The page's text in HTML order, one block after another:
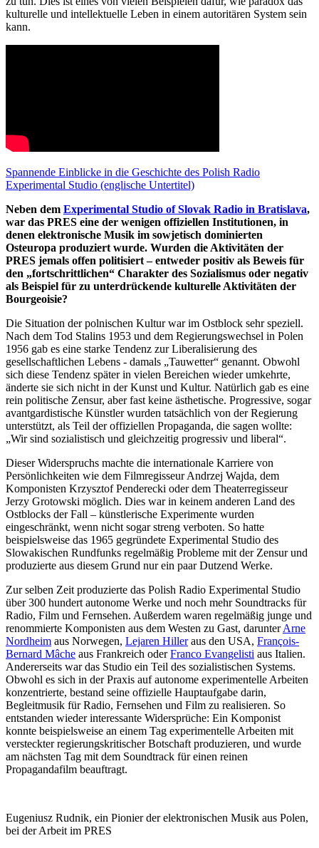
kulturelle und intellektuelle Leben in einem autoritären System sein
kann.
Spannende Einblicke in die Geschichte des Polish Radio
Experimental Studio (englische Untertitel)
Neben dem Experimental Studio of Slovak Radio in Bratislava,
war das PRES eine der wenigen offiziellen Institutionen, in
denen elektronische Musik im sowjetisch dominierten
Osteuropa produziert wurde. Wurden die Aktivitäten der
PRES jemals offen politisiert – entweder positiv als Beweis für
den „fortschrittlichen“ Charakter des Sozialismus oder negativ
als Beispiel für zu unterdrückende kulturelle Aktivitäten der
Bourgeoisie?
Die Situation der polnischen Kultur war im Ostblock sehr speziell.
Nach dem Tod Stalins 1953 und dem Regierungswechsel in Polen
1956 gab es eine starke Tendenz zur Liberalisierung des
gesellschaftlichen Lebens - damals „Tauwetter“ genannt. Obwohl
sich diese Tendenz später in vielen Bereichen wieder umkehrte,
änderte sie sich nicht in der Kunst und Kultur. Natürlich gab es eine
rein politische Zensur, aber fast keine ästhetische. Progressive, sogar
avantgardistische Künstler wurden tatsächlich von der Regierung
unterstützt, als Teil der offiziellen Propaganda, die sagen wollte:
„Wir sind sozialistisch und gleichzeitig progressiv und liberal“.
Dieser Widerspruchs machte die internationale Karriere von
Persönlichkeiten wie dem Filmregisseur Andrzej Wajda, dem
Komponisten Krzysztof Penderecki oder dem Theaterregisseur
Jerzy Grotowski möglich. Dies war in keinem anderen Land des
Ostblocks der Fall – künstlerische Experimente wurden
eingeschränkt, wenn nicht sogar streng verboten. So hatte
beispielsweise das 1965 gegründete Experimental Studio des
Slowakischen Rundfunks regelmäßig Probleme mit der Zensur und
produzierte aus diesem Grund nur ein paar Dutzend Werke.
Zur selben Zeit produzierte das Polish Radio Experimental Studio
über 300 hundert autonome Werke und noch mehr Soundtracks für
Radio, Film und Fernsehen. Außerdem waren regelmäßig junge und
renommierte Komponisten aus dem Westen zu Gast, darunterArne
Nordheim aus Norwegen, Lejaren Hilleraus den USA, François-
Bernard Mâche aus Frankreich oderFranco Evangelisti aus Italien.
Andererseits war das Studio ein Teil des sozialistischen Systems.
Obwohl es sich in der Praxis auf autonome experimentelle Arbeiten
konzentrierte, bestand seine offizielle Hauptaufgabe darin,
Begleitmusik für Radio, Fernsehen und Film zu realisieren. So
entstanden wieder interessante Widersprüche: Ein Komponist
konnte beispielsweise an einem Tag experimentelle Arbeiten mit
versteckter regierungskritischer Botschaft produzieren, und wurde
am nächsten Tag mit dem Soundtrack für einen reinen
Propagandafilm beauftragt.
Eugeniusz Rudnik, ein Pionier der elektronischen Musik aus Polen,
bei der Arbeit im PRES